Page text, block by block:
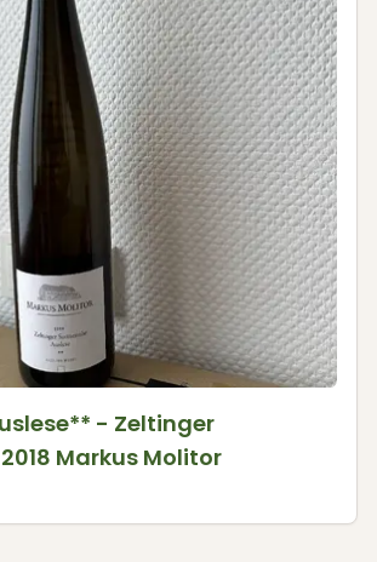
- Zeltinger
Markus Molitor